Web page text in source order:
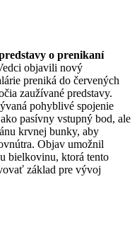
o prenikaní
objavili nový
preniká do červených
zaužívané predstavy.
pohyblivé spojenie
pasívny vstupný bod, ale
krvnej bunky, aby
Objav umožnil
bielkovinu, ktorá tento
základ pre vývoj